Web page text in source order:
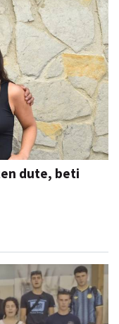
dute, beti